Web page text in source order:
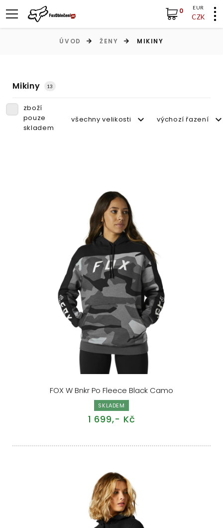
EUR
CZK
0
ÚVOD ŽENY MIKINY
Mikiny 13
zboží
pouze
skladem
všechny velikosti výchozí řazení
FOX W Bnkr Po Fleece Black Camo
SKLADEM
1 699,- Kč